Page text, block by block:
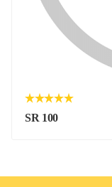
SR 100